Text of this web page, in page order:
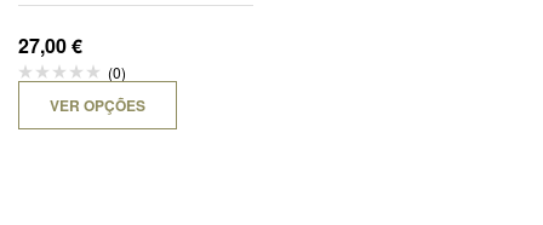
27,00€
(0)
VER OPÇÕES